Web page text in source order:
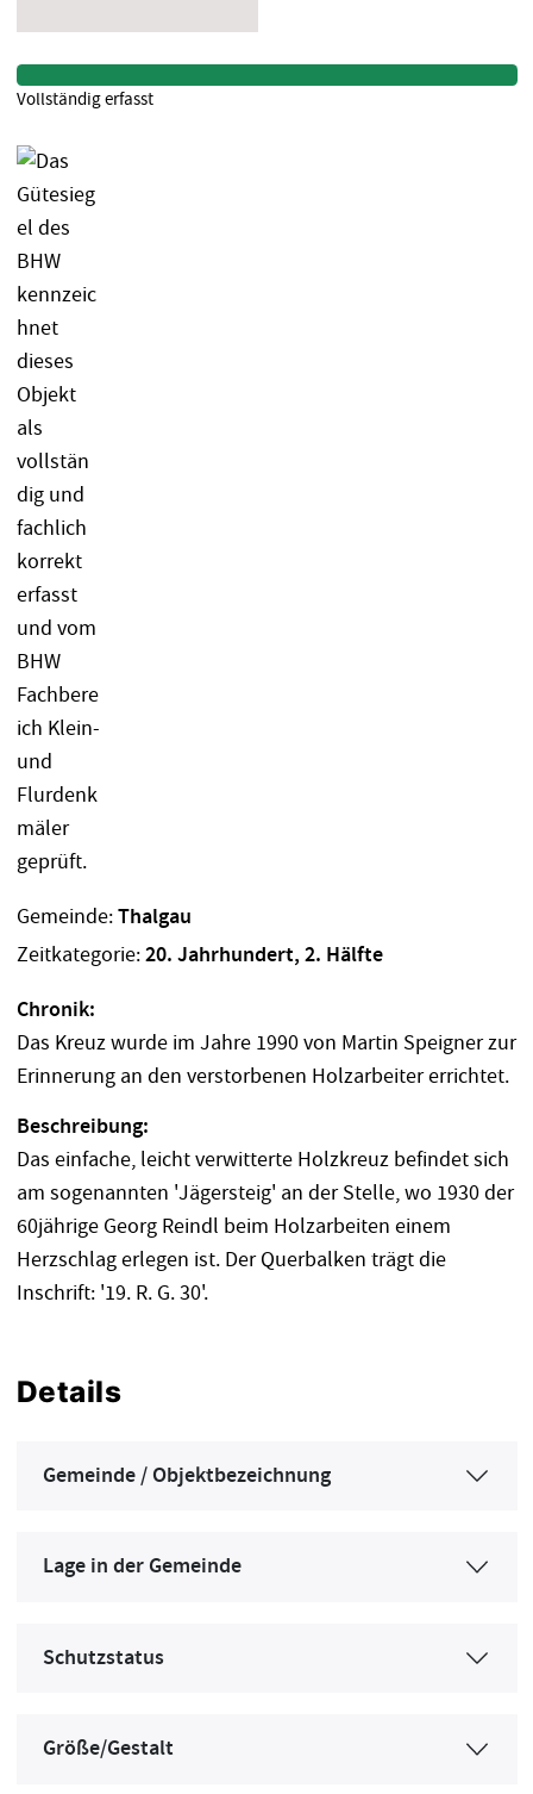
Gemeinde:Thalgau
Zeitkategorie:20. Jahrhundert, 2. Hälfte
Chronik:
Das Kreuz wurde im Jahre 1990 von Martin Speigner zur
Erinnerung an den verstorbenen Holzarbeiter errichtet.
Beschreibung:
Das einfache, leicht verwitterte Holzkreuz befindet sich
am sogenannten 'Jägersteig' an der Stelle, wo 1930 der
60jährige Georg Reindl beim Holzarbeiten einem
Herzschlag erlegen ist. Der Querbalken trägt die
Inschrift: '19. R. G. 30'.
Details
Gemeinde / Objektbezeichnung
Lage in der Gemeinde
Schutzstatus
Größe/Gestalt
Vollständig erfasst